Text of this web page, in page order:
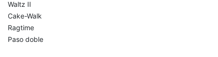
Waltz II
Cake-Walk
Ragtime
Paso doble